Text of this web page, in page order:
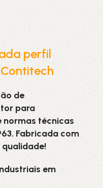
perfil
de
para
técnicas
Fabricada com
em